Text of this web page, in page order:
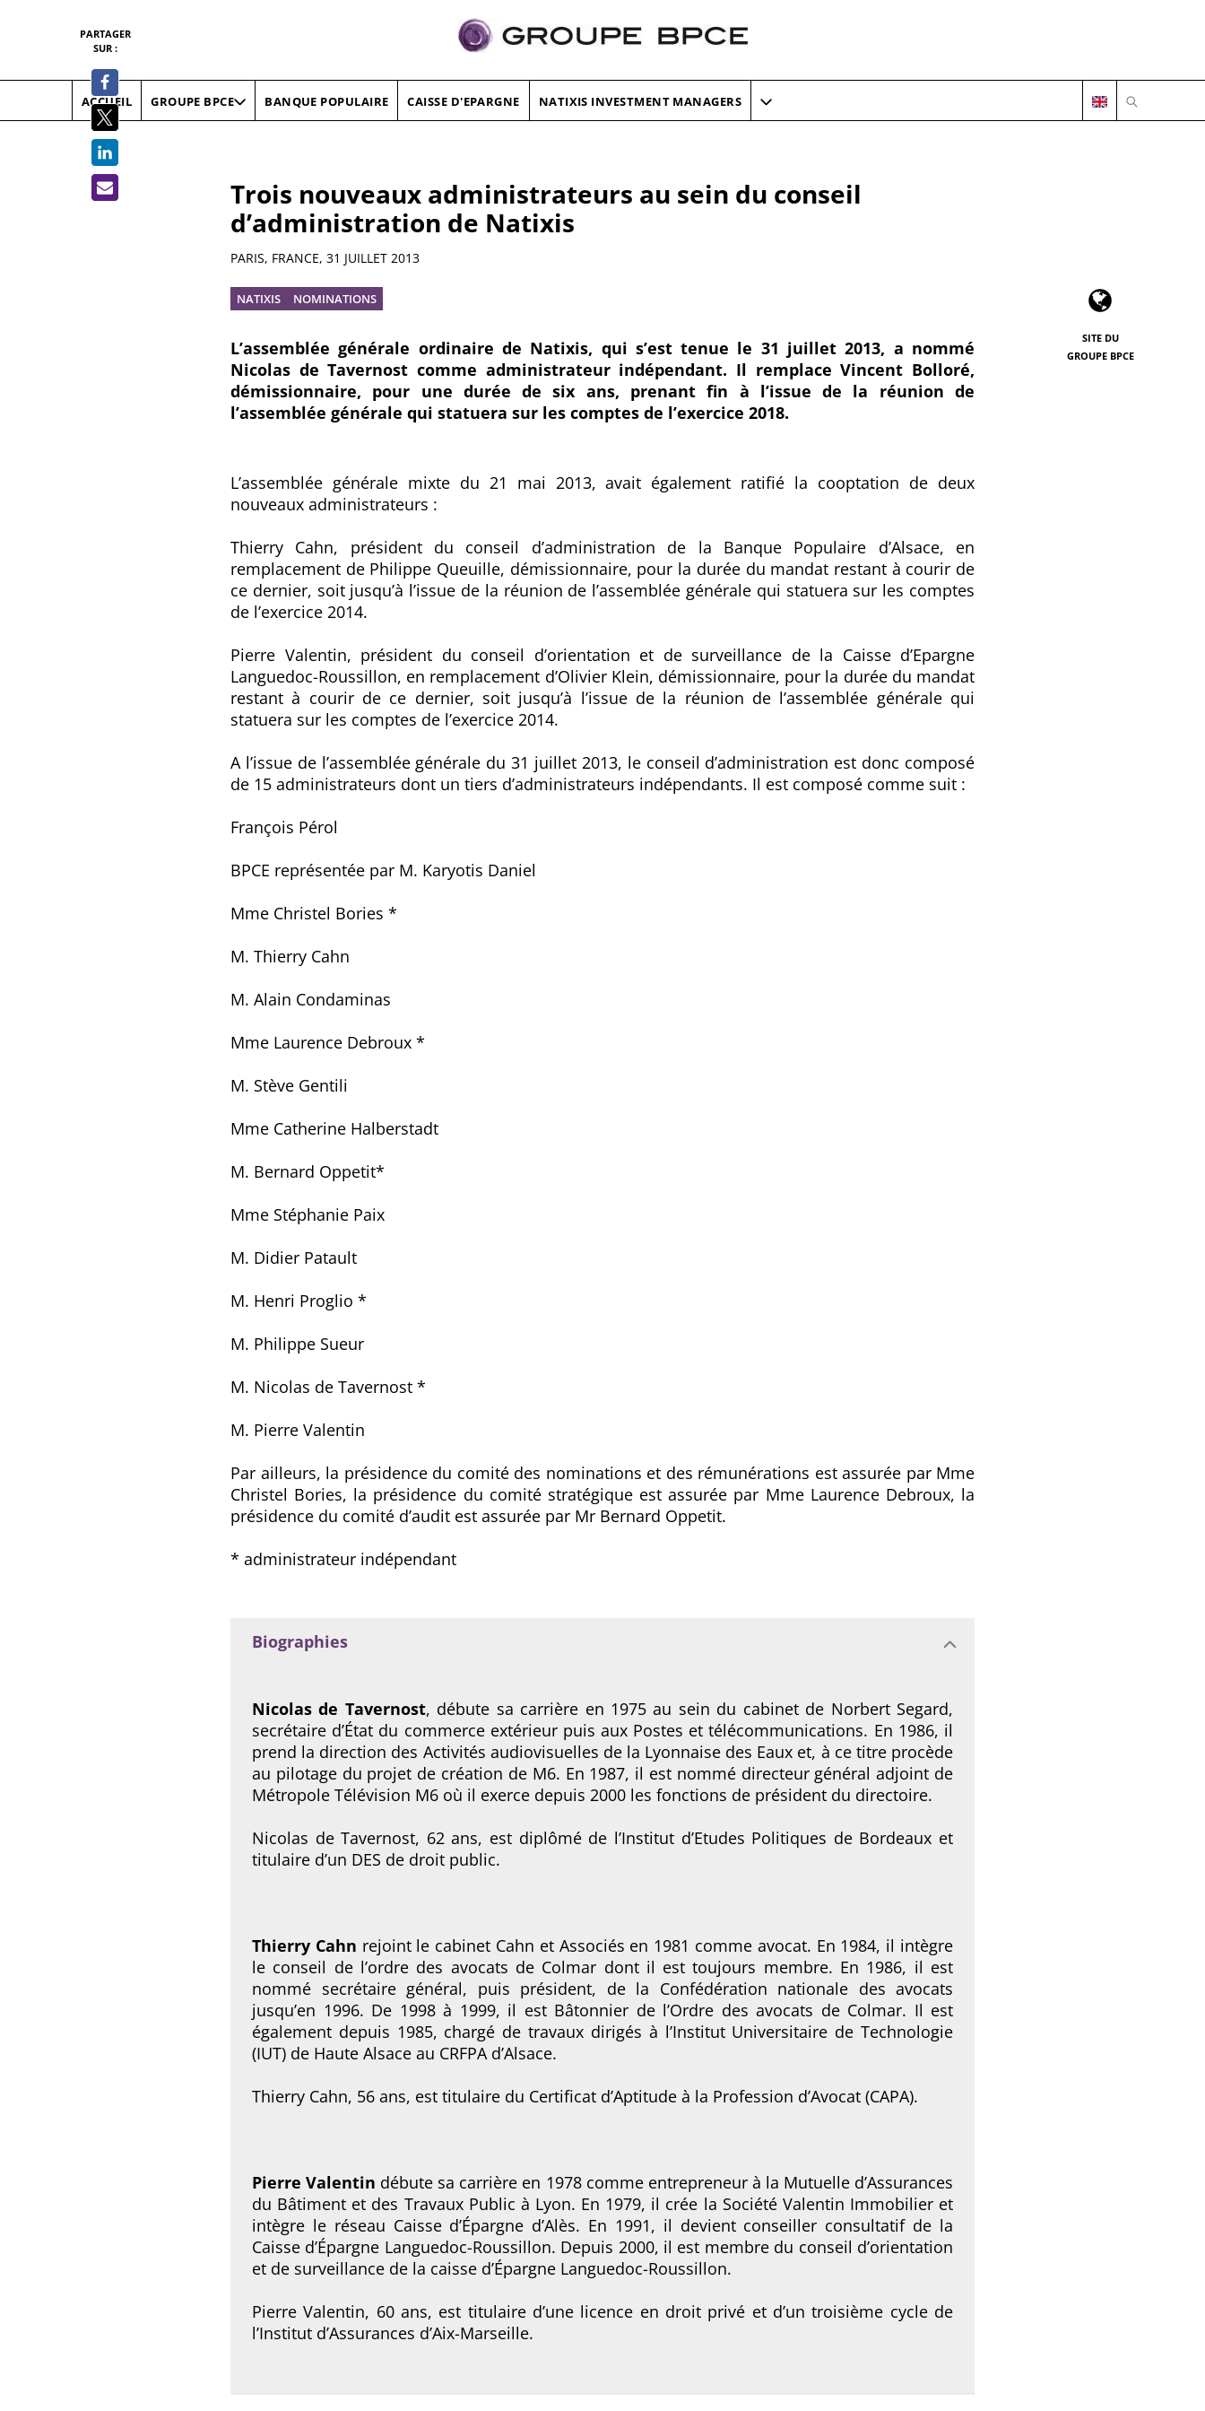
ACCUEIL GROUPE BPCE BANQUE POPULAIRE CAISSE D'EPARGNE NATIXIS INVESTMENT MANAGERS OUVRIR LA
Trois nouveaux administrateurs au sein du conseil
d’administration de Natixis
Résumé
PARIS, FRANCE, 31 JUILLET 2013
NATIXIS NOMINATIONS
L’assemblée générale ordinaire de Natixis, qui s’est tenue le 31 juillet 2013, a nommé
Nicolas de Tavernost comme administrateur indépendant. Il remplace Vincent Bolloré,
démissionnaire, pour une durée de six ans, prenant fin à l’issue de la réunion de
l’assemblée générale qui statuera sur les comptes de l’exercice 2018.
PARTAGER
SUR :
SITE DU
GROUPE BPCE
L’assemblée générale mixte du 21 mai 2013, avait également ratifié la cooptation de deux
nouveaux administrateurs :
Thierry Cahn, président du conseil d’administration de la Banque Populaire d’Alsace, en
remplacement de Philippe Queuille, démissionnaire, pour la durée du mandat restant à courir de
ce dernier, soit jusqu’à l’issue de la réunion de l’assemblée générale qui statuera sur les comptes
de l’exercice 2014.
Pierre Valentin, président du conseil d’orientation et de surveillance de la Caisse d’Epargne
Languedoc-Roussillon, en remplacement d’Olivier Klein, démissionnaire, pour la durée du mandat
restant à courir de ce dernier, soit jusqu’à l’issue de la réunion de l’assemblée générale qui
statuera sur les comptes de l’exercice 2014.
A l’issue de l’assemblée générale du 31 juillet 2013, le conseil d’administration est donc composé
de 15 administrateurs dont un tiers d’administrateurs indépendants. Il est composé comme suit :
François Pérol
BPCE représentée par M. Karyotis Daniel
Mme Christel Bories *
M. Thierry Cahn
M. Alain Condaminas
Mme Laurence Debroux *
M. Stève Gentili
Mme Catherine Halberstadt
M. Bernard Oppetit*
Mme Stéphanie Paix
M. Didier Patault
M. Henri Proglio *
M. Philippe Sueur
M. Nicolas de Tavernost *
M. Pierre Valentin
Par ailleurs, la présidence du comité des nominations et des rémunérations est assurée par Mme
Christel Bories, la présidence du comité stratégique est assurée par Mme Laurence Debroux, la
présidence du comité d’audit est assurée par Mr Bernard Oppetit.
* administrateur indépendant
Biographies
Nicolas de Tavernost, débute sa carrière en 1975 au sein du cabinet de Norbert Segard,
secrétaire d’État du commerce extérieur puis aux Postes et télécommunications. En 1986, il
prend la direction des Activités audiovisuelles de la Lyonnaise des Eaux et, à ce titre procède
au pilotage du projet de création de M6. En 1987, il est nommé directeur général adjoint de
Métropole Télévision M6 où il exerce depuis 2000 les fonctions de président du directoire.
Nicolas de Tavernost, 62 ans, est diplômé de l’Institut d’Etudes Politiques de Bordeaux et
titulaire d’un DES de droit public.
Thierry Cahn rejoint le cabinet Cahn et Associés en 1981 comme avocat. En 1984, il intègre
le conseil de l’ordre des avocats de Colmar dont il est toujours membre. En 1986, il est
nommé secrétaire général, puis président, de la Confédération nationale des avocats
jusqu’en 1996. De 1998 à 1999, il est Bâtonnier de l’Ordre des avocats de Colmar. Il est
également depuis 1985, chargé de travaux dirigés à l’Institut Universitaire de Technologie
(IUT) de Haute Alsace au CRFPA d’Alsace.
Thierry Cahn, 56 ans, est titulaire du Certificat d’Aptitude à la Profession d’Avocat (CAPA).
Pierre Valentin débute sa carrière en 1978 comme entrepreneur à la Mutuelle d’Assurances
du Bâtiment et des Travaux Public à Lyon. En 1979, il crée la Société Valentin Immobilier et
intègre le réseau Caisse d’Épargne d’Alès. En 1991, il devient conseiller consultatif de la
Caisse d’Épargne Languedoc-Roussillon. Depuis 2000, il est membre du conseil d’orientation
et de surveillance de la caisse d’Épargne Languedoc-Roussillon.
Pierre Valentin, 60 ans, est titulaire d’une licence en droit privé et d’un troisième cycle de
l’Institut d’Assurances d’Aix-Marseille.